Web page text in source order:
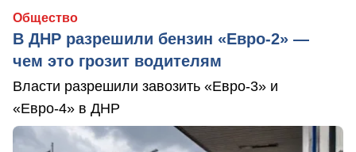
Общество
В ДНР разрешили бензин «Евро-2» —
чем это грозит водителям
Власти разрешили завозить «Евро-3» и
«Евро-4» в ДНР